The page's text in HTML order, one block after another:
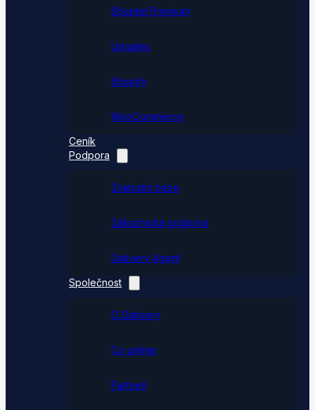
Shoptet Premium
Upgates
Shopify
WooCommerce
Ceník
Podpora
Znalostní báze
Zákaznická podpora
Dativery Agent
Společnost
O Dativery
Co umíme
Partneři